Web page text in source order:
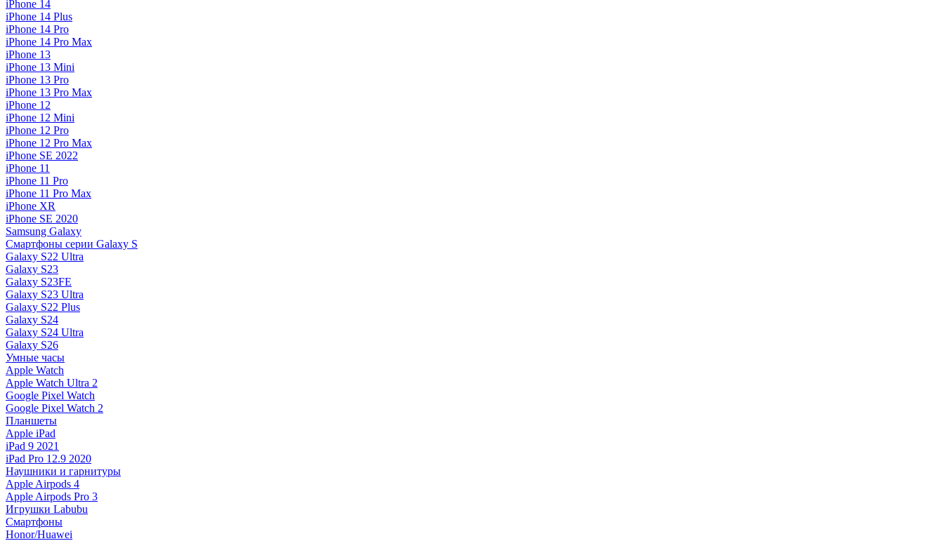
iPhone 14
iPhone 14 Plus
iPhone 14 Pro
iPhone 14 Pro Max
iPhone 13
iPhone 13 Mini
iPhone 13 Pro
iPhone 13 Pro Max
iPhone 12
iPhone 12 Mini
iPhone 12 Pro
iPhone 12 Pro Max
iPhone SE 2022
iPhone 11
iPhone 11 Pro
iPhone 11 Pro Max
iPhone XR
iPhone SE 2020
Samsung Galaxy
Смартфоны серии Galaxy S
Galaxy S22 Ultra
Galaxy S23
Galaxy S23FE
Galaxy S23 Ultra
Galaxy S22 Plus
Galaxy S24
Galaxy S24 Ultra
Galaxy S26
Умные часы
Apple Watch
Apple Watch Ultra 2
Google Pixel Watch
Google Pixel Watch 2
Планшеты
Apple iPad
iPad 9 2021
iPad Pro 12.9 2020
Наушники и гарнитуры
Apple Airpods 4
Apple Airpods Pro 3
Игрушки Labubu
Смартфоны
Honor/Huawei